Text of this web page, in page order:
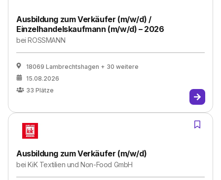
Ausbildung zum Verkäufer (m/w/d) /
Einzelhandelskaufmann (m/w/d) – 2026
beiROSSMANN
18069 Lambrechtshagen + 30 weitere
15.08.2026
33 Plätze
Ausbildung zum Verkäufer (m/w/d)
beiKiK Textilien und Non-Food GmbH